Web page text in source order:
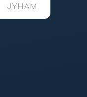
JY H AM